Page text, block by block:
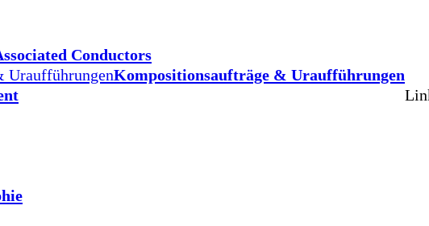
Conductors
UraufführungenKompositionsaufträge & Uraufführungen